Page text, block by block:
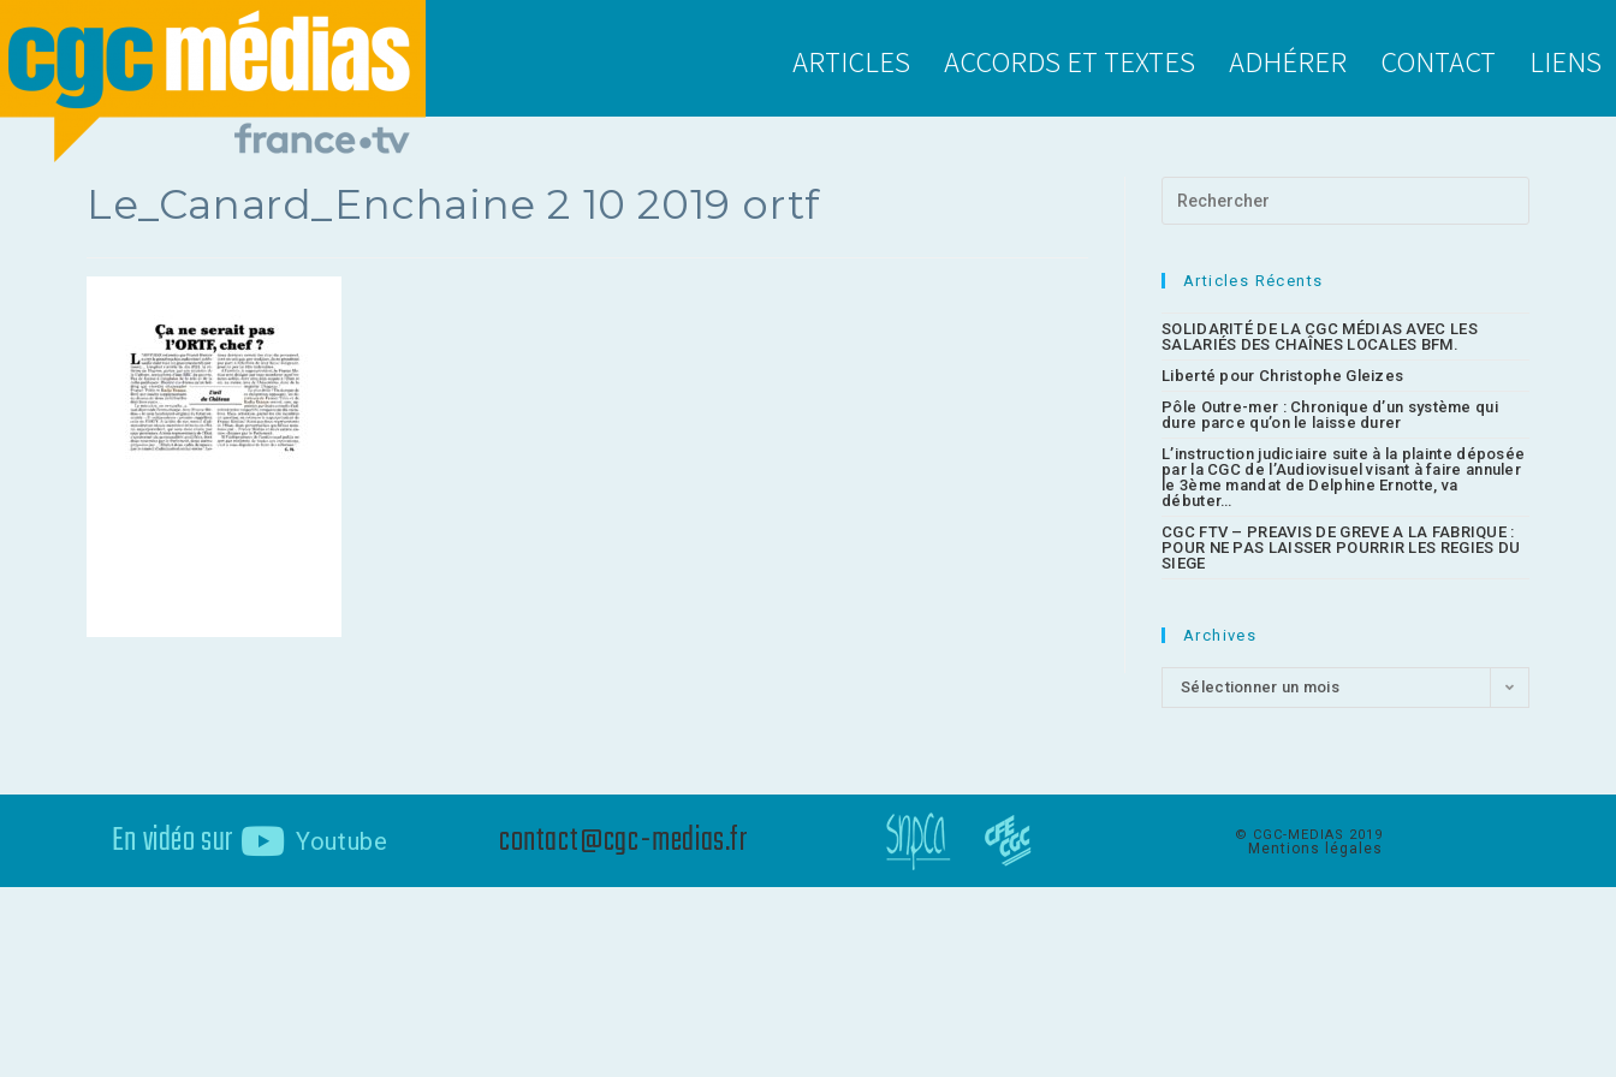
ARTICLES ACCORDS ET TEXTES ADHÉRER CONTACT LIENS
Le_Canard_Enchaine 2 10 2019 ortf
Articles Récents
SOLIDARITÉ DE LA CGC MÉDIAS AVEC LES
SALARIÉS DES CHAÎNES LOCALES BFM.
Liberté pour Christophe Gleizes
Pôle Outre-mer : Chronique d’un système qui
dure parce qu’on le laisse durer
L’instruction judiciaire suite à la plainte déposée
par la CGC de l’Audiovisuel visant à faire annuler
le 3ème mandat de Delphine Ernotte, va
débuter…
CGC FTV – PREAVIS DE GREVE A LA FABRIQUE :
POUR NE PAS LAISSER POURRIR LES REGIES DU
SIEGE
Archives
Sélectionner un mois
En vidéo sur Youtube contact@cgc-medias.fr © CGC-MEDIAS 2019
Mentions légales